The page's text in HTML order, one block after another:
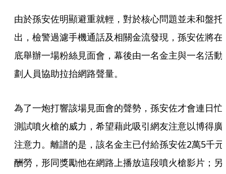
由於孫安佐明顯避重就輕，對於核心問題並未和盤托
出，檢警過濾手機通話及相關金流發現，孫安佐將在
底舉辦一場粉絲見面會，幕後由一名金主與一名活動
劃人員協助拉抬網路聲量。
為了一炮打響該場見面會的聲勢，孫安佐才會連日忙
測試噴火槍的威力，希望藉此吸引網友注意以博得廣
注意力。離譜的是，該名金主已付給孫安佐2萬5千元
酬勞，形同獎勵他在網路上播放這段噴火槍影片；另